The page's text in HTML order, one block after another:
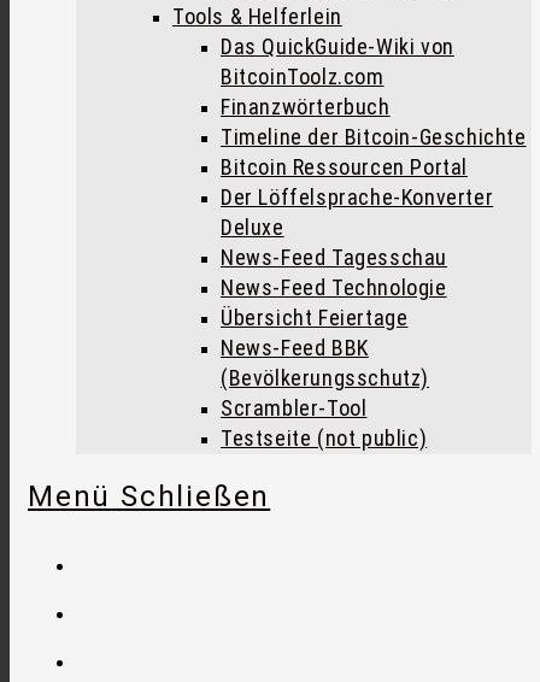
Tools & Helferlein
Das QuickGuide-Wiki von
BitcoinToolz.com
Finanzwörterbuch
Timeline der Bitcoin-Geschichte
Bitcoin Ressourcen Portal
Der Löffelsprache-Konverter
Deluxe
News-Feed Tagesschau
News-Feed Technologie
Übersicht Feiertage
News-Feed BBK
(Bevölkerungsschutz)
Scrambler-Tool
Testseite (not public)
Menü Schließen